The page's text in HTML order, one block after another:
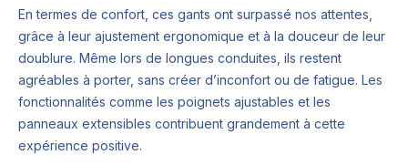
En termes de confort, ces gants ont surpassé nos attentes,
grâce à leur ajustement ergonomique et à la douceur de leur
doublure. Même lors de longues conduites, ils restent
agréables à porter, sans créer d’inconfort ou de fatigue. Les
fonctionnalités comme les poignets ajustables et les
panneaux extensibles contribuent grandement à cette
expérience positive.